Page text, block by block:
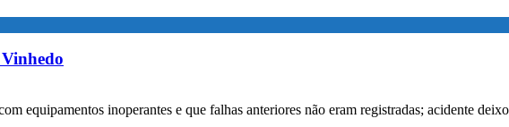
equipamentos inoperantes e que falhas anteriores não eram registradas; acidente